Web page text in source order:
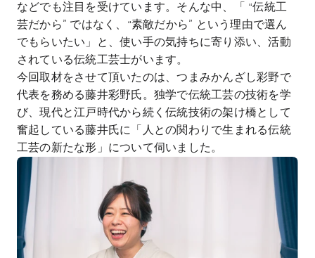
などでも注目を受けています。そんな中、「 “伝統工
芸だから” ではなく、“素敵だから” という理由で選ん
でもらいたい」と、使い手の気持ちに寄り添い、活動
されている伝統工芸士がいます。
今回取材をさせて頂いたのは、つまみかんざし彩野で
代表を務める藤井彩野氏。独学で伝統工芸の技術を学
び、現代と江戸時代から続く伝統技術の架け橋として
奮起している藤井氏に「人との関わりで生まれる伝統
工芸の新たな形」について伺いました。